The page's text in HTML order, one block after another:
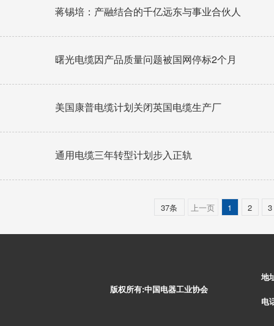
蒋锡培：产融结合的千亿远东与事业合伙人
曙光电缆因产品质量问题被国网停标2个月
美国康普电缆计划关闭英国电缆生产厂
通用电缆三年转型计划步入正轨
37条 上一页 1 2 3
版权所有:中国电器工业协会
地
电